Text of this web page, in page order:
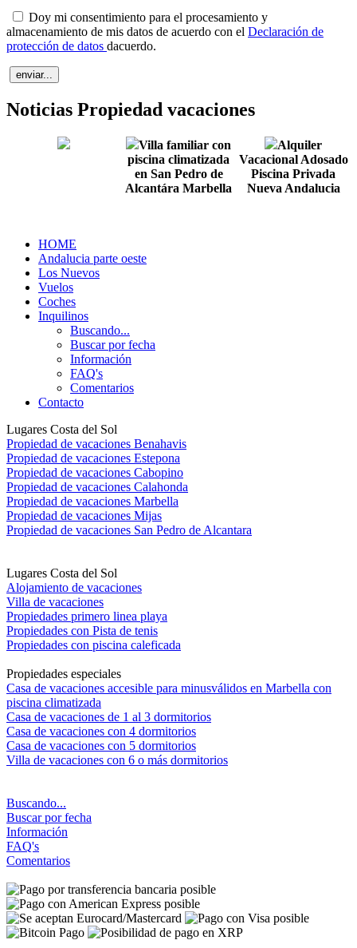
Doy mi consentimiento para el procesamiento y
almacenamiento de mis datos de acuerdo con el Declaración de
protección de datos dacuerdo.
Noticias Propiedad vacaciones
Villa familiar con
piscina climatizada
en San Pedro de
Alcantára Marbella
Alquiler
Vacacional Adosado
Piscina Privada
Nueva Andalucia
HOME
Andalucia parte oeste
Los Nuevos
Vuelos
Coches
Inquilinos
Buscando...
Buscar por fecha
Información
FAQ's
Comentarios
Contacto
Lugares Costa del Sol
Propiedad de vacaciones Benahavis
Propiedad de vacaciones Estepona
Propiedad de vacaciones Cabopino
Propiedad de vacaciones Calahonda
Propiedad de vacaciones Marbella
Propiedad de vacaciones Mijas
Propiedad de vacaciones San Pedro de Alcantara
Lugares Costa del Sol
Alojamiento de vacaciones
Villa de vacaciones
Propiedades primero linea playa
Propiedades con Pista de tenis
Propiedades con piscina caleficada
Propiedades especiales
Casa de vacaciones accesible para minusválidos en Marbella con
piscina climatizada
Casa de vacaciones de 1 al 3 dormitorios
Casa de vacaciones con 4 dormitorios
Casa de vacaciones con 5 dormitorios
Villa de vacaciones con 6 o más dormitorios
Buscando...
Buscar por fecha
Información
FAQ's
Comentarios